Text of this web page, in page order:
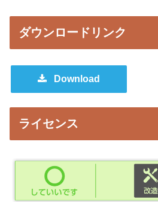
ダウンロードリンク
Download
ライセンス